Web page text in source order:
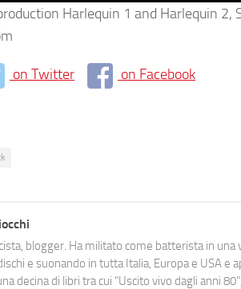
Harlequin 1 and Harlequin
on Twitter on Facebook
blogger. Ha militato come batterista in
e suonando in tutta Italia, Europa e USA e
decina di libri tra cui "Uscito vivo dagli anni